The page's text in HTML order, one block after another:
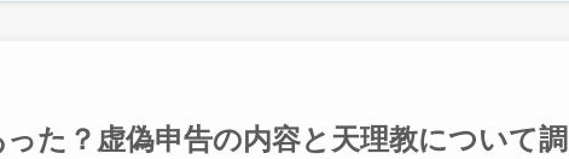
た？虚偽申告の内容と天理教について調